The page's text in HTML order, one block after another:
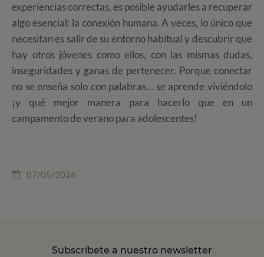
experiencias correctas, es posible ayudarles a recuperar
algo esencial: la conexión humana.A veces, lo único que
necesitan es salir de su entorno habitual y descubrir que
hay otros jóvenes como ellos, con las mismas dudas,
inseguridades y ganas de pertenecer. Porque conectar
no se enseña solo con palabras… se aprende viviéndolo
¡y qué mejor manera para hacerlo que en un
campamento de verano para adolescentes!
07/05/2026
Subscríbete a nuestro newsletter